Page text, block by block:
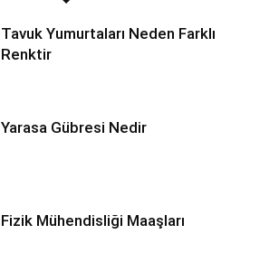
Tavuk Yumurtaları Neden Farklı
Renktir
Yarasa Gübresi Nedir
Fizik Mühendisliği Maaşları